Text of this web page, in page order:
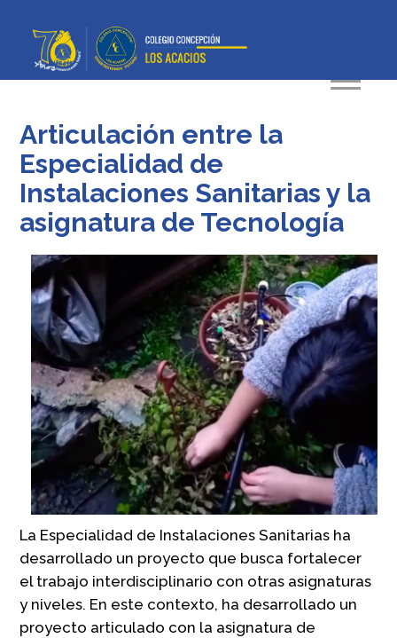
Articulación entre la
Especialidad de
Instalaciones Sanitarias y la
asignatura de Tecnología
La Especialidad de Instalaciones Sanitarias ha
desarrollado un proyecto que busca fortalecer
el trabajo interdisciplinario con otras asignaturas
y niveles. En este contexto, ha desarrollado un
proyecto articulado con la asignatura de